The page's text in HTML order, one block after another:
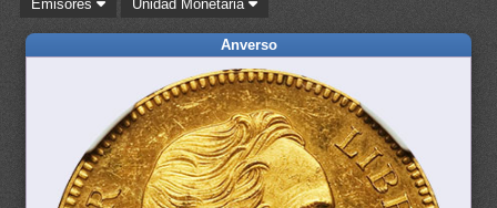
Emisores Unidad Monetaria
Anverso